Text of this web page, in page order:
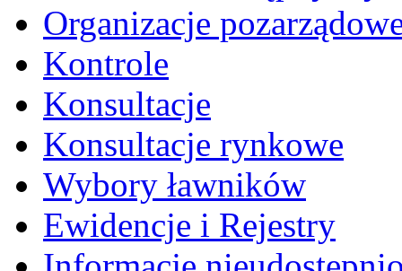
Organizacje
Kontrole
Konsultacje
Konsultacje rynkowe
Wybory ławników
Ewidencje i Rejestry